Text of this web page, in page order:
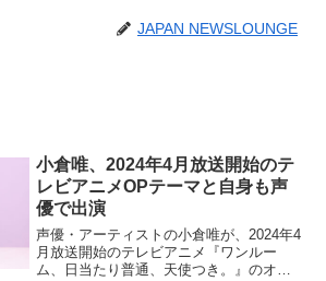
JAPAN NEWSLOUNGE
小倉唯、2024年4月放送開始のテ
レビアニメOPテーマと自身も声
優で出演
声優・アーティストの小倉唯が、2024年4
月放送開始のテレビアニメ『ワンルー
ム、日当たり普通、天使つき。』のオー